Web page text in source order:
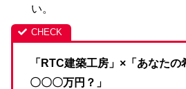
い。
「RTC建築工房」×「あなた
〇〇〇万円？」